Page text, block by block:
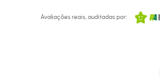
NovidadesAvaliações reais, auditadas por: